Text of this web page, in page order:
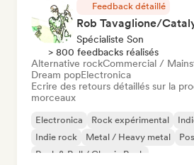
Feedback détaillé
Rob Tavaglione/
Spécialiste Son
> 800 feedbacks réalisés
Alternative rockCommercial /
Dream popElectronica
Ecrire des retours détaillés sur la
morceaux
Electronica Rock expérimental
Indie rock
Metal / Heavy metal
Rock & Roll / Classic Rock